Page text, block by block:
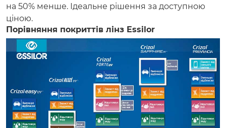
на 50% менше. Ідеальне рішення за доступною
ціною.
Порівняння покриттів лінз Essilor